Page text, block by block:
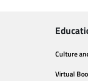
Culture
Virtual